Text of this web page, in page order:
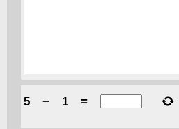
5 − 1 =